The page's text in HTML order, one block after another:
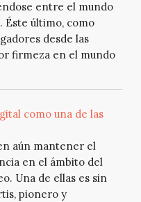
entre el mundo
Éste último, como
desde las
firmeza en el mundo
como una de las
aún mantener el
en el ámbito del
Una de ellas es sin
pionero y